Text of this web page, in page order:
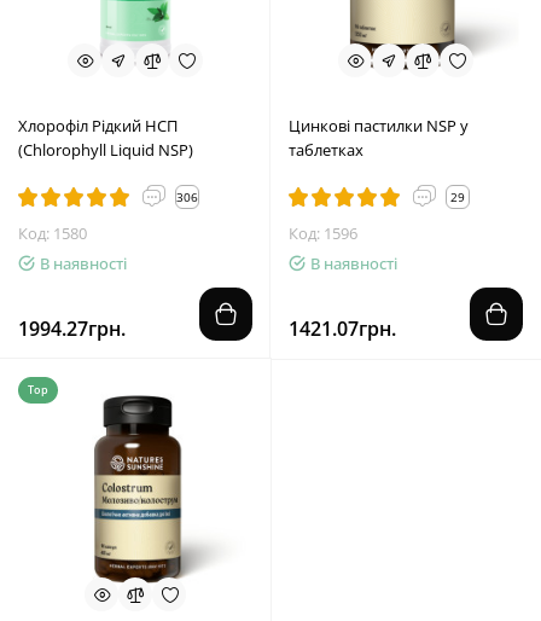
Хлорофіл Рідкий НСП
(Chlorophyll Liquid NSP)
306
Код: 1580
В наявності
1994.27грн.
Цинкові пастилки NSP у
таблетках
29
Код: 1596
В наявності
1421.07грн.
Top